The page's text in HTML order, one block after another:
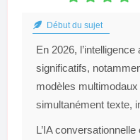
Début du sujet
En 2026,
significatifs,
modèles
simultanément texte,
L’IA